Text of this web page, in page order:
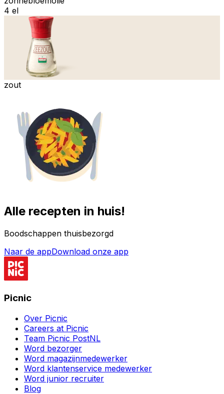
4 el
zout
Alle recepten in huis!
Boodschappen thuisbezorgd
Naar de appDownload onze app
Picnic
Over Picnic
Careers at Picnic
Team Picnic PostNL
Word bezorger
Word magazijnmedewerker
Word klantenservice medewerker
Word junior recruiter
Blog